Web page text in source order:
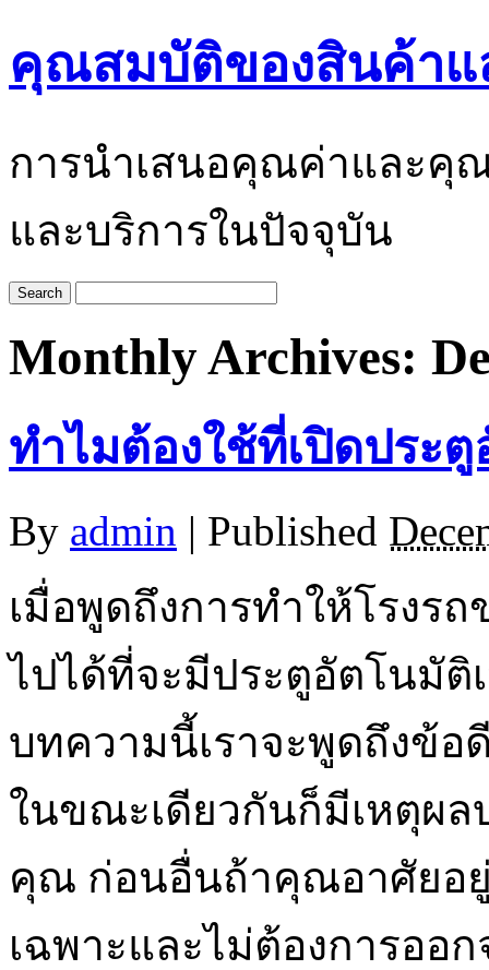
คุณสมบัติของสินค้าแ
การนำเสนอคุณค่าและคุ
และบริการในปัจจุบัน
Monthly Archives:
ทำไมต้องใช้ที่เปิดประ
By admin | Published
เมื่อพูดถึงการทำให้โรงร
ไปได้ที่จะมีประตูอัตโนมั
บทความนี้เราจะพูดถึงข้อ
ในขณะเดียวกันก็มีเหตุผล
คุณ ก่อนอื่นถ้าคุณอาศัยอ
เฉพาะและไม่ต้องการอ